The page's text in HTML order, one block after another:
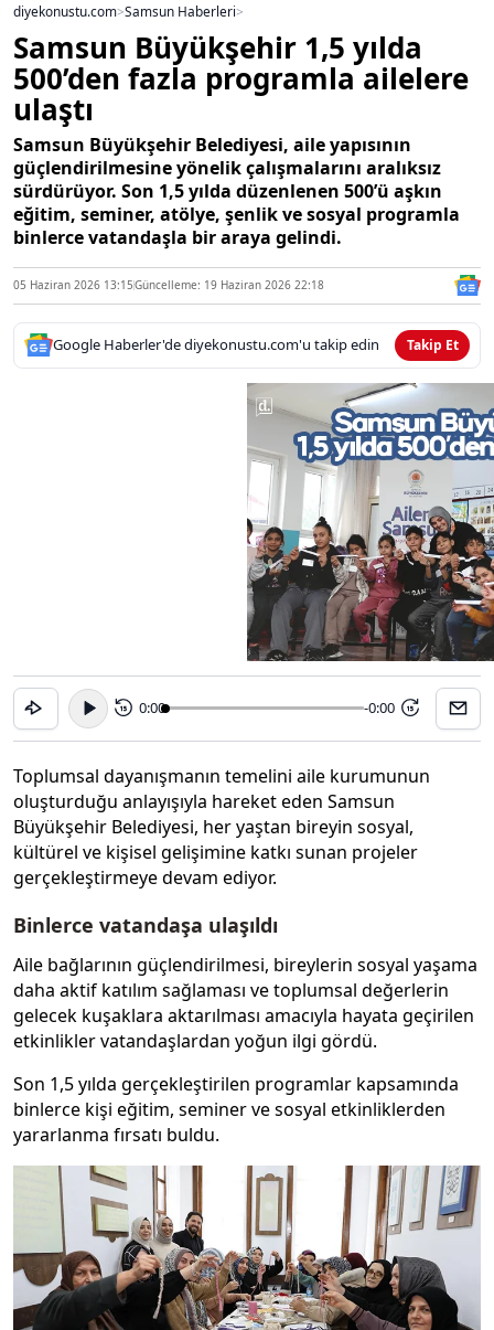
diyekonustu.com>Samsun Haberleri>
Samsun Büyükşehir 1,5 yılda
500’den fazla programla ailelere
ulaştı
Samsun Büyükşehir Belediyesi, aile yapısının
güçlendirilmesine yönelik çalışmalarını aralıksız
sürdürüyor. Son 1,5 yılda düzenlenen 500’ü aşkın
eğitim, seminer, atölye, şenlik ve sosyal programla
binlerce vatandaşla bir araya gelindi.
05 Haziran 2026 13:15Güncelleme: 19 Haziran 2026 22:18
Google Haberler'de diyekonustu.com'u takip edin Takip Et
15 0:00 -0:00 15
Toplumsal dayanışmanın temelini aile kurumunun
oluşturduğu anlayışıyla hareket eden Samsun
Büyükşehir Belediyesi, her yaştan bireyin sosyal,
kültürel ve kişisel gelişimine katkı sunan projeler
gerçekleştirmeye devam ediyor.
Binlerce vatandaşa ulaşıldı
Aile bağlarının güçlendirilmesi, bireylerin sosyal yaşama
daha aktif katılım sağlaması ve toplumsal değerlerin
gelecek kuşaklara aktarılması amacıyla hayata geçirilen
etkinlikler vatandaşlardan yoğun ilgi gördü.
Son 1,5 yılda gerçekleştirilen programlar kapsamında
binlerce kişi eğitim, seminer ve sosyal etkinliklerden
yararlanma fırsatı buldu.